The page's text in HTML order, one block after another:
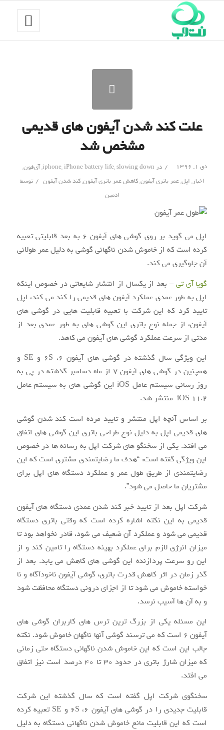
علت کند شدن آیفون های قدیمی
مشخص شد
دی ۱, ۱۳۹۶ / در iphone,iPhone battery life,slowing down
,آی‌فون,
اخبار, اپل,عمر باتری آیفون,کاهش عمر باتری آیفون,کند شدن آیفون / توسط
ادمین
اپل می گوید بر روی گوشی های آیفون ۶ به بعد قابلیتی تعبیه
کرده است که از خاموش شدن ناگهانی گوشی به دلیل عمر طولانی
آن جلوگیری می کند.
گویا آی تی – بعد از یکسال از انتشار شایعاتی در خصوص اینکه
اپل به طور عمدی عملکرد آیفون های قدیمی را کند می کند، اپل
تایید کرد که این شرکت با تعبیه قابلیت هایی در گوشی های
آیفون، از جمله نوع باتری این گوشی های به طور عمدی بعد از
مدتی از سرعت عملکرد گوشی های آیفون می کاهد.
این ویژگی سال گذشته در گوشی های آیفون ۶، ۶S و SE و
همچنین در گوشی های آیفون ۷ از ماه دسامبر گذشته در پی به
روز رسانی سیستم عامل iOS این گوشی های به سیستم عامل
iOS 11.2 منتشر شد.
بر اساس آنچه اپل منتشر و تایید مرده است کند شدن گوشی
های قدیمی اپل به دلیل نوع طراحی باتری این گوشی های اتفاق
می افتد. یکی از سخنگو های شرکت اپل به رسانه ها در خصوص
این ویژگی گفته است: “هدف ما رضایتمندی مشتری است که این
رضایتمندی از طریق طول عمر و عملکرد دستگاه های اپل برای
مشتریان ما حاصل می شود”.
شرکت اپل بعد از تایید خبر کند شدن عمدی دستگاه های آیفون
قدیمی به این نکته اشاره کرده است که وقتی باتری دستگاه
قدیمی می شود و عملکرد آن ضعیف می شود، قادر نخواهد بود تا
میزان انرژی لازم برای عملکرد بهینه دستگاه را تامین کند و از
این رو سرعت پردازنده این گوشی های کاهش می یابد. بعد از
گذر زمان در اثر کاهش قدرت باتری، گوشی آیفون ناخودآگاه و نا
خواسته خاموش می شود تا از اجزای درونی دستگاه محافظت شود
و به آن ها آسیب نرسد.
این مسئله یکی از بزرگ ترین ترس های کاربران گوشی های
آیفون ۶ است که می ترسند گوشی آنها ناگهان خاموش شود. نکته
جالب این است که این خاموش شدن ناگهانی دستگاه حتی زمانی
که میزان شارژ باتری در حدود ۳۰ تا ۴۰ درصد است نیز اتفاق
می افتد.
سخنگوی شرکت اپل گفته است که سال گذشته این شرکت
قابلیت جدیدی را در گوشی های آیفون ۶، ۶S و SE تعبیه کرده
است که این قابلیت مانع خاموش شدن ناگهانی دستگاه به دلیل